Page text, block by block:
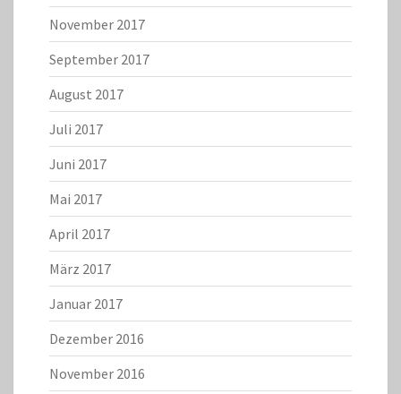
November 2017
September 2017
August 2017
Juli 2017
Juni 2017
Mai 2017
April 2017
März 2017
Januar 2017
Dezember 2016
November 2016